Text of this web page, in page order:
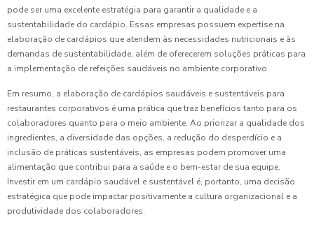
pode ser uma excelente estratégia para garantir a qualidade e a
sustentabilidade do cardápio. Essas empresas possuem expertise na
elaboração de cardápios que atendem às necessidades nutricionais e às
demandas de sustentabilidade, além de oferecerem soluções práticas para
a implementação de refeições saudáveis no ambiente corporativo.
Em resumo, a elaboração de cardápios saudáveis e sustentáveis para
restaurantes corporativos é uma prática que traz benefícios tanto para os
colaboradores quanto para o meio ambiente. Ao priorizar a qualidade dos
ingredientes, a diversidade das opções, a redução do desperdício e a
inclusão de práticas sustentáveis, as empresas podem promover uma
alimentação que contribui para a saúde e o bem-estar de sua equipe.
Investir em um cardápio saudável e sustentável é, portanto, uma decisão
estratégica que pode impactar positivamente a cultura organizacional e a
produtividade dos colaboradores.